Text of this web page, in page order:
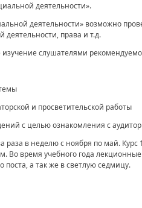
деятельности».
деятельности» возможно
деятельности, права и т.д.
слушателями
и просветительской работы
с целью ознакомления с
в неделю с ноября по май.
Во время учебного года
а так же в светлую седмицу.